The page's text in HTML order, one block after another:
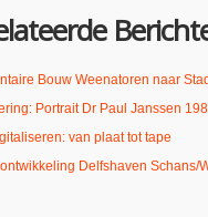
Bouw Weenatoren naar
Portrait Dr Paul Janssen
van plaat tot tape
Delfshaven Schans/